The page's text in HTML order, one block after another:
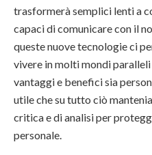
trasformerà semplici lenti a
capaci di comunicare con il
queste nuove tecnologie ci
vivere in molti mondi
vantaggi e benefici sia
utile che su tutto ciò
critica e di analisi per
personale.